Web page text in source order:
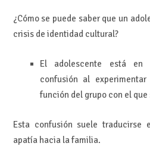
¿Cómo se puede saber que un
crisis de identidad cultural?
El adolescente está en
confusión al
función del grupo con el que
Esta confusión suele traducirse
apatía hacia la familia.